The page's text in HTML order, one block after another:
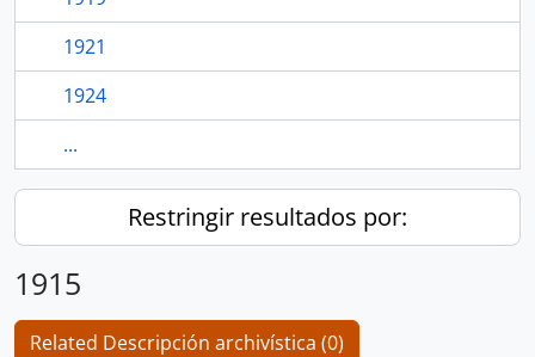
1921
1924
...
Restringir resultados por:
1915
Related Descripción archivística (0)